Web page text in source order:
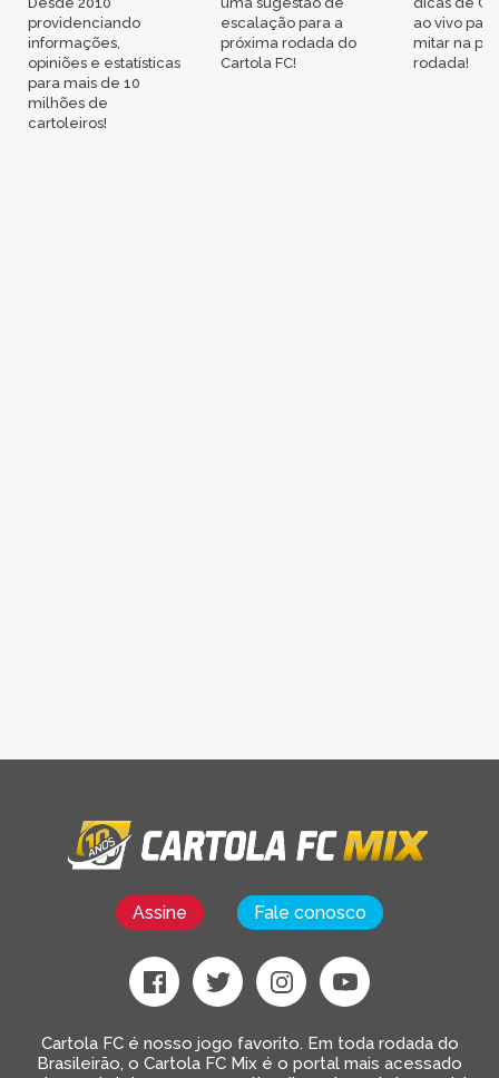
providenciando
informações,
opiniões e estatísticas
para mais de 10
milhões de
cartoleiros!
escalação para a
próxima rodada do
Cartola FC!
ao vivo
mitar na
rodada!
Assine Fale conosco
Cartola FC é nosso jogo favorito. Em toda rodada do
Brasileirão, o Cartola FC Mix é o portal mais acessado